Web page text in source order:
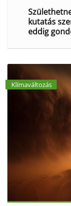
kutatás
eddig
Klímaváltozás